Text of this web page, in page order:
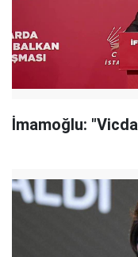
İmamoğlu: